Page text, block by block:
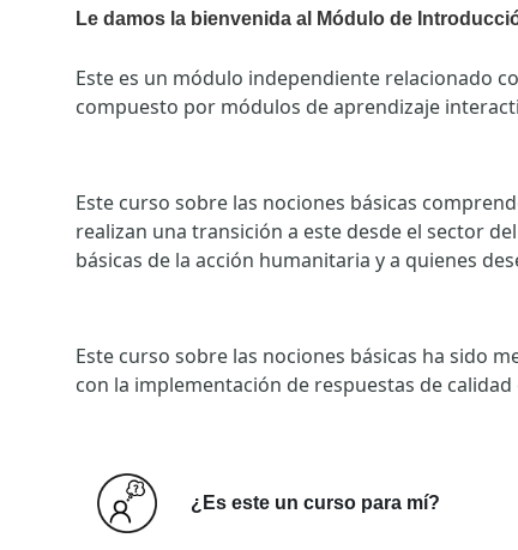
Le damos la bienvenida al Módulo de
Este es un módulo independiente relacionado
compuesto por módulos de aprendizaje
Este curso sobre las nociones básicas
realizan una transición a este desde el sector
básicas de la acción humanitaria y a quienes
Este curso sobre las nociones básicas ha sido
con la implementación de respuestas de
¿Es este un curso para mí?